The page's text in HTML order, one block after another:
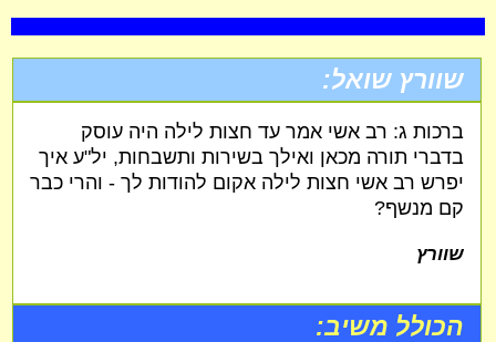
שוורץ שואל:
ברכות ג: רב אשי אמר עד חצות לילה היה עוסק
בדברי תורה מכאן ואילך בשירות ותשבחות, יל"ע איך
יפרש רב אשי חצות לילה אקום להודות לך - והרי כבר
קם מנשף?
שוורץ
הכולל משיב: